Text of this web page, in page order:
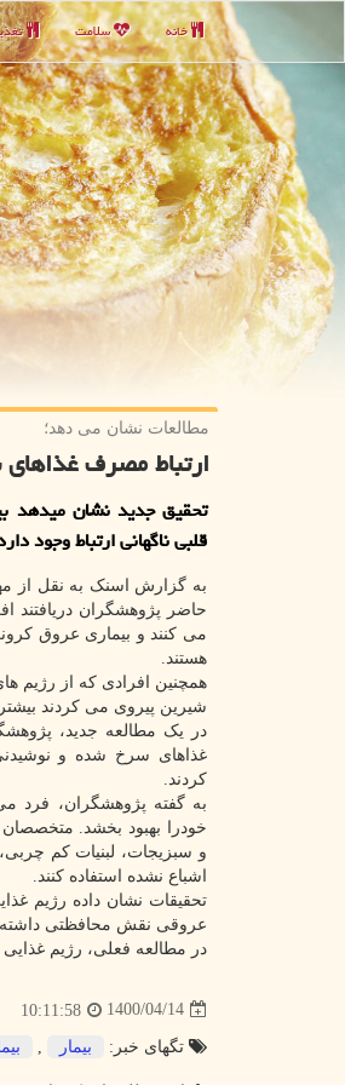
خانه سلامت
مطالعات نشان می دهد؛
ارتباط مصرف
تحقیق جدید نشان میدهد
قلبی ناگهانی ارتباط وجود
به گزارش اسنک به نقل از
حاضر پژوهشگران دریافتند
می کنند و بیماری عروق
هستند.
همچنین افرادی که از رژیم
شیرین پیروی می کردند
در یک مطالعه جدید،
غذاهای سرخ شده و
کردند.
به گفته پژوهشگران، فرد می
خودرا بهبود بخشد. متخصصان
و سبزیجات، لبنیات کم
اشباع نشده استفاده کنند.
تحقیقات نشان داده رژیم
عروقی نقش محافظتی داشته
در مطالعه فعلی، رژیم غذایی ۳۰، ۲۳۹ فرد ۴۵ سال به بالا بین سالهای ۲۰۰۳ تا ۲۰۰۷ بررسی گردید.
1400/04/14
10:11:58
تگهای خبر: بیمار